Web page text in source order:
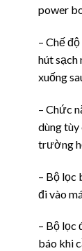
power
– Chế
hút sạch
xuống
– Chức
dùng
trường
– Bộ lọc
đi vào
– Bộ lọc
báo khi